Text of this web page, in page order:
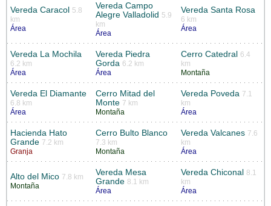
Vereda Caracol
5.8
km
Área
Vereda Campo
Alegre Valladolid 5.9
km
Área
Vereda Santa Rosa
6 km
Área
Vereda La Mochila
6.2 km
Área
Vereda Piedra
Gorda 6.2 km
Área
Cerro Catedral
6.4
km
Montaña
Vereda El Diamante
6.8 km
Área
Cerro Mitad del
Monte 7 km
Montaña
Vereda Poveda 7.1
km
Área
Hacienda Hato
Grande 7.2 km
Granja
Cerro Bulto Blanco
7.3 km
Montaña
Vereda Valcanes 7.6
km
Área
Alto del Mico 7.8 km
Montaña
Vereda Mesa
Grande 8.1 km
Área
Vereda Chiconal
8.1
km
Área